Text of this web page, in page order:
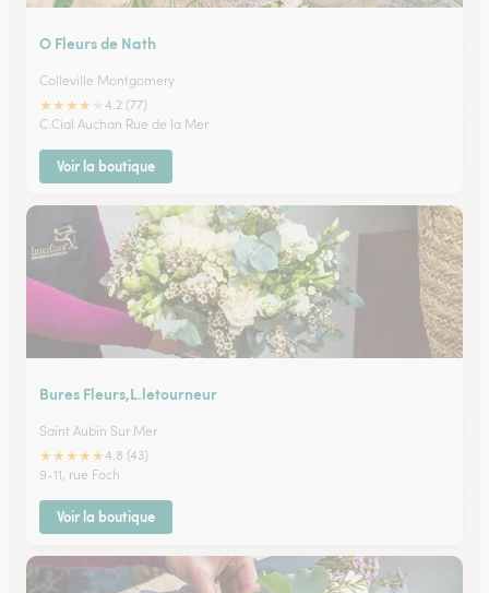
O Fleurs de Nath
Colleville Montgomery
★★★★
4.2 (77)
C.Cial Auchan Rue de la Mer
Voir la boutique
Bures Fleurs,L.letourneur
Saint Aubin Sur Mer
★★★★★4.8 (43)
9-11, rue Foch
Voir la boutique